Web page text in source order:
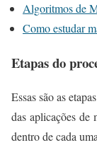
Algoritmos de
Como estudar
Etapas do
Essas são as
das aplicações de
dentro de cada